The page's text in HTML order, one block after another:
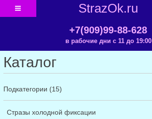
StrazOk.ru
+7(909)99-88-628
в рабочие дни с 11 до 19:00
Каталог
Подкатегории (15)
Стразы холодной фиксации